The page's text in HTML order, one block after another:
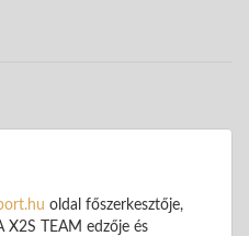
oldal főszerkesztője,
X2S TEAM edzője és